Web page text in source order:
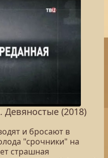
(2018)
и бросают в
"срочники" на
страшная